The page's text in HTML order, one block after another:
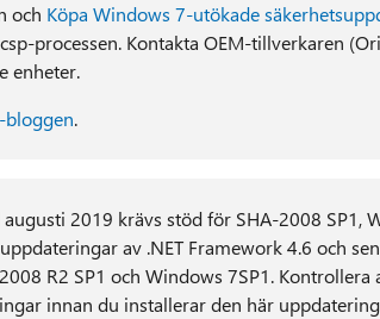
och Köpa Windows 7-utökade
processen. Kontakta OEM-tillverkaren
enheter.
bloggen.
2019 krävs stöd för SHA-2008 SP1,
av .NET Framework 4.6 och
R2 SP1 och Windows 7SP1. Kontrollera
innan du installerar den här